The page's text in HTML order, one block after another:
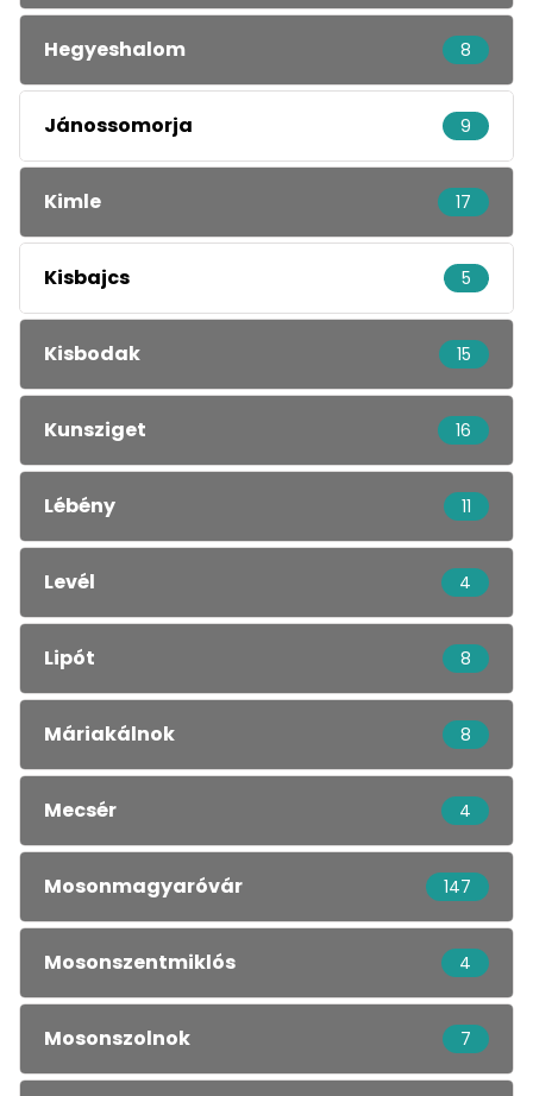
Hegyeshalom 8
Jánossomorja 9
Kimle 17
Kisbajcs 5
Kisbodak 15
Kunsziget 16
Lébény 11
Levél 4
Lipót 8
Máriakálnok 8
Mecsér 4
Mosonmagyaróvár 147
Mosonszentmiklós 4
Mosonszolnok 7